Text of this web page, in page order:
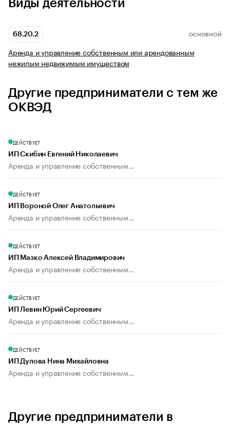
Виды деятельности
68.20.2 ОСНОВНОЙ
Аренда и управление собственным или арендованным
нежилым недвижимым имуществом
Другие предприниматели с тем же
ОКВЭД
ДЕЙСТВУЕТ
ИП Скибин Евгений Николаевич
Аренда и управление собственным...
ДЕЙСТВУЕТ
ИП Вороной Олег Анатольевич
Аренда и управление собственным...
ДЕЙСТВУЕТ
ИП Мазко Алексей Владимирович
Аренда и управление собственным...
ДЕЙСТВУЕТ
ИП Левин Юрий Сергеевич
Аренда и управление собственным...
ДЕЙСТВУЕТ
ИП Дулова Нина Михайловна
Аренда и управление собственным...
Другие предприниматели в